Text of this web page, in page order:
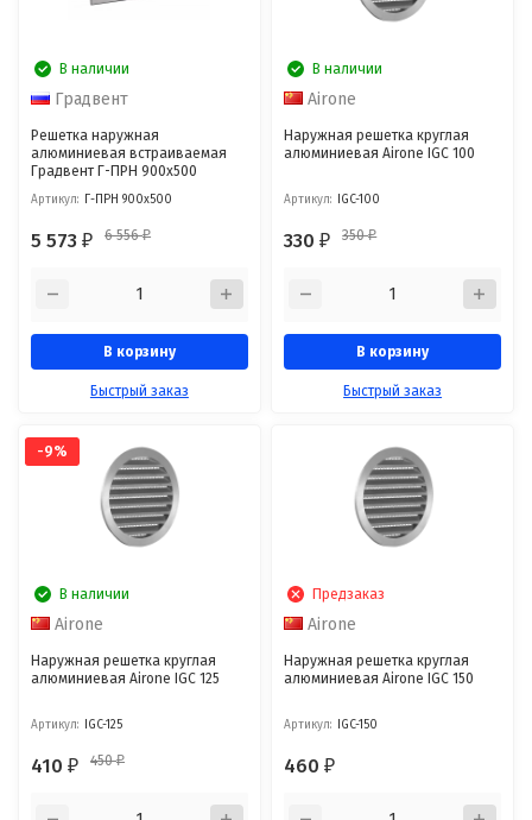
В наличии
Градвент
Решетка наружная
алюминиевая встраиваемая
Градвент Г-ПРН 900x500
Артикул: Г-ПРН 900x500
5 573₽ 6 556₽
В корзину
Быстрый заказ
В наличии
Airone
Наружная решетка круглая
алюминиевая Airone IGC 100
Артикул: IGC-100
330₽ 350₽
В корзину
Быстрый заказ
-9%
В наличии
Airone
Наружная решетка круглая
алюминиевая Airone IGC 125
Артикул: IGC-125
410₽ 450₽
Предзаказ
Airone
Наружная решетка круглая
алюминиевая Airone IGC 150
Артикул: IGC-150
460₽